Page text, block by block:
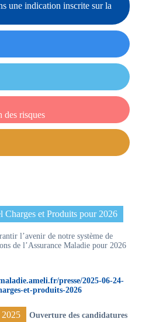
Charges et Produits pour 2026
l’avenir de notre système de
de l’Assurance Maladie pour 2026
presse/2025-06-24-
et-produits-2026
2025
Ouverture des candidatures
une indication inscrite sur la
des risques